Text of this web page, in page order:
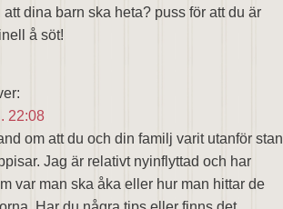
dina barn ska heta? puss för att du är
å söt!
22:08
om att du och din familj varit utanför stan
Jag är relativt nyinflyttad och har
var man ska åka eller hur man hittar de